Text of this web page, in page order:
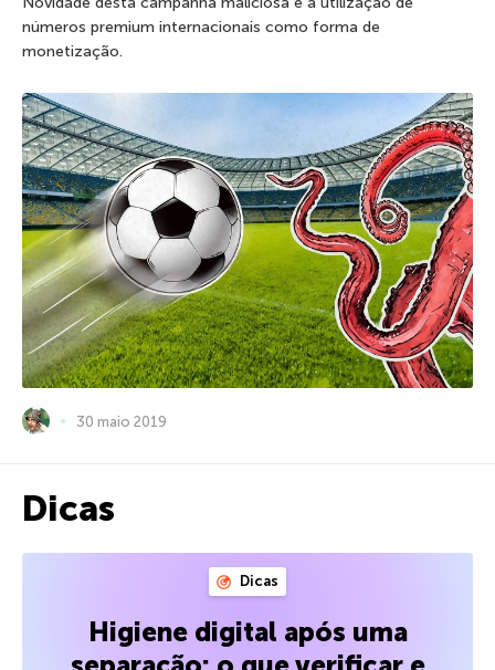
números premium internacionais como forma de
monetização.
30 maio 2019
Dicas
Dicas
Higiene digital após uma